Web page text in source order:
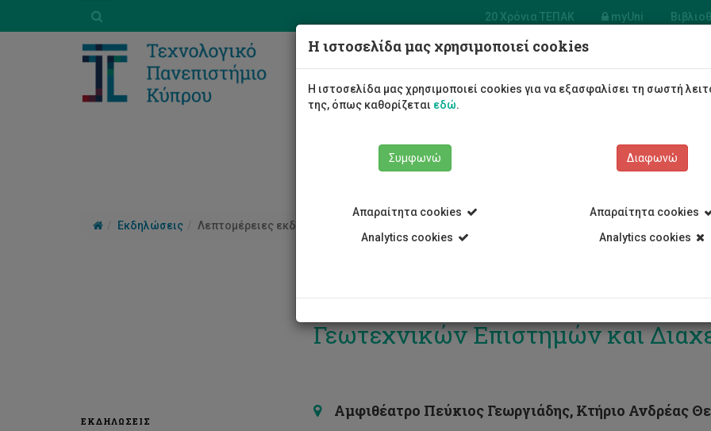
20 Χρόνια ΤΕΠΑΚ myUni
Φοιτητές/τριες Σπουδές
Εκδηλώσεις Λεπτομέρειες εκδήλωσης
ΕΚΔΗΛΩΣΕΙΣ
Τελετή Βράβευσης Αριστούχων
Γεωτεχνικών Επιστημών και
Αμφιθέατρο Πεύκιος Γεωργιάδης, Κτήριο Ανδρέας
Η ιστοσελίδα μας χρησιμοποιεί cookies
Η ιστοσελίδα μας χρησιμοποιεί cookies για να εξασφαλίσει τη σωστή
της, όπως καθορίζεται εδώ.
Συμφωνώ
Απαραίτητα cookies
Analytics cookies
Διαφωνώ
Απαραίτητα cookies
Analytics cookies